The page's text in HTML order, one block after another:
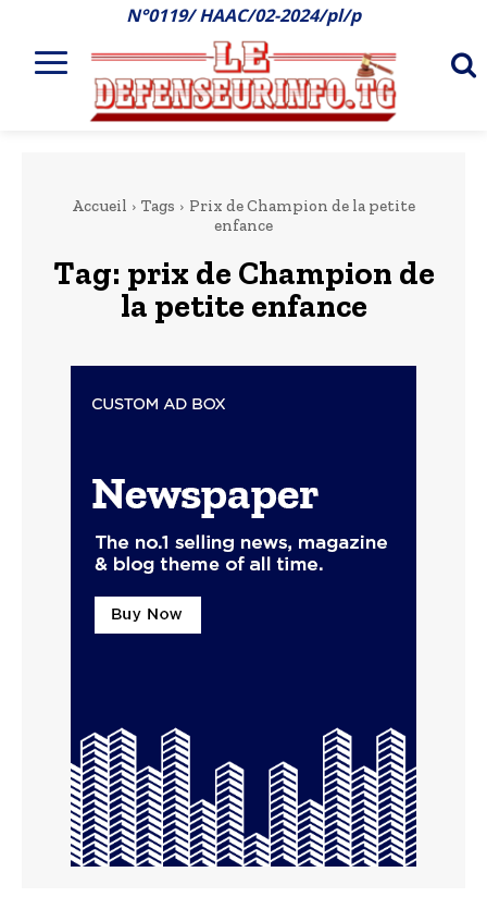
N°0119/ HAAC/02-2024/pl/p
Accueil Tags
Prix de Champion de la petite
enfance
Tag: prix de Champion de
la petite enfance